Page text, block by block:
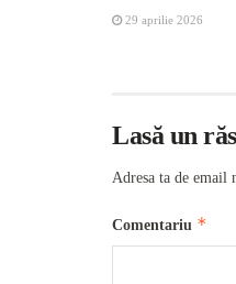
29 aprilie 2026
Lasă un
Adresa ta de email
Comentariu *